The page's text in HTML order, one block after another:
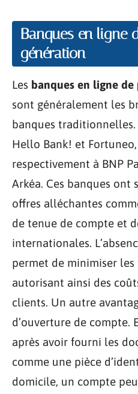
Banques en ligne
génération
Les banques en ligne
sont généralement les
banques
Hello Bank! et Fortuneo,
respectivement à BNP
Arkéa. Ces banques ont
offres alléchantes
de tenue de compte et
internationales.
permet de minimiser
autorisant ainsi des
clients. Un autre
d’ouverture de compte.
après avoir fourni les
comme une pièce
domicile, un compte